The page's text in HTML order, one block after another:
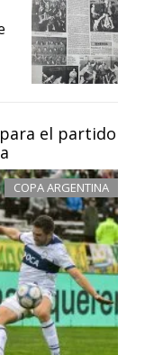
el partido
COPA ARGENTINA